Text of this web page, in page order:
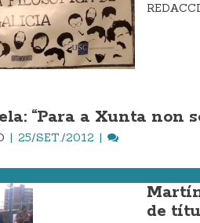
“Para a Xunta non
25/SET./2012
de